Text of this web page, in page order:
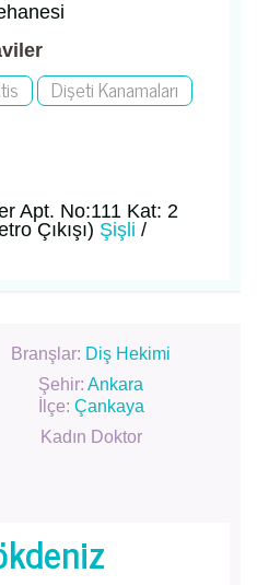
Dişeti Kanamaları
Apt. No:111 Kat: 2
Çıkışı) Şişli /
Branşlar: Diş Hekimi
Şehir:Ankara
İlçe: Çankaya
Kadın Doktor